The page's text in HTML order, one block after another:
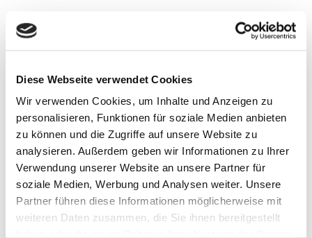
Diese Webseite verwendet Cookies
Wir verwenden Cookies, um Inhalte und Anzeigen zu
personalisieren, Funktionen für soziale Medien anbieten
zu können und die Zugriffe auf unsere Website zu
analysieren. Außerdem geben wir Informationen zu Ihrer
Verwendung unserer Website an unsere Partner für
soziale Medien, Werbung und Analysen weiter. Unsere
Partner führen diese Informationen möglicherweise mit
weiteren Daten zusammen, die Sie ihnen bereitgestellt
Sitz der Gesellschaft
Zuständige Kammer
Ingenieurkammer Baden-Württemberg
Staat, in dem der Titel verliehen wurde
Bundesrepublik Deutschland
Berufsrechtliche Regelungen
(1) Ingenieurkammergesetz Baden-Württemberg (IngKaG BW)
(2) Hauptsatzung (HS) für die Mitglieder der Ingenieurkammer Baden-